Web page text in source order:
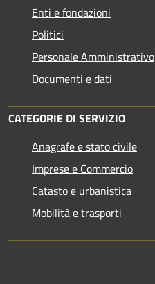
Enti e fondazioni
Politici
Personale Amministrativo
Documenti e dati
CATEGORIE DI SERVIZIO
Anagrafe e stato civile
Imprese e Commercio
Catasto e urbanistica
Mobilità e trasporti